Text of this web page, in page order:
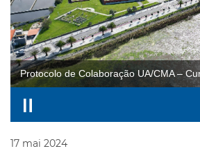
Protocolo de Colaboração UA/CMA –
17 mai 2024